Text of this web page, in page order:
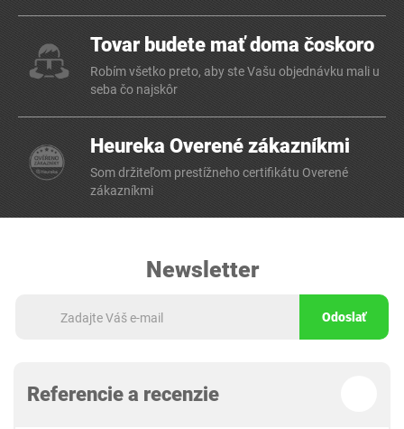
Tovar budete mať doma čoskoro
Robím všetko preto, aby ste Vašu objednávku mali u
seba čo najskôr
Heureka Overené zákazníkmi
Som držiteľom prestížneho certifikátu Overené
zákazníkmi
Newsletter
Odoslať
Referencie a recenzie